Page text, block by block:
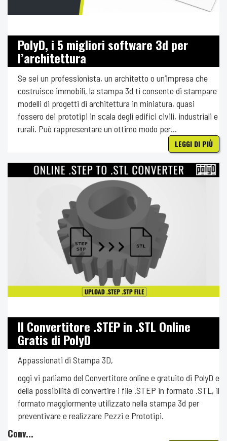
PolyD, i 5 migliori software 3d per
l’architettura
Se sei un professionista, un architetto o un’impresa che
costruisce immobili, la stampa 3d ti consente di stampare
modelli di progetti di architettura in miniatura, quasi
fossero dei prototipi in scala degli edifici civili, industriali e
rurali. Può rappresentare un ottimo modo per...
LEGGI DI PIÙ
Il Convertitore .STEP in .STL Online
Gratis di PolyD
Appassionati di Stampa 3D,
oggi vi parliamo del Convertitore online e gratuito di PolyD e
della possibilità di convertire i file .STEP in formato .STL, il
formato maggiormente utilizzato nella stampa 3d per
preventivare e realizzare Pezzi e Prototipi.
Conv...